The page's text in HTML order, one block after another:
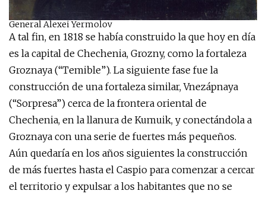
General Alexei Yermolov
A tal fin, en 1818 se había construido la que hoy en día
es la capital de Chechenia, Grozny, como la fortaleza
Groznaya (“Temible”). La siguiente fase fue la
construcción de una fortaleza similar, Vnezápnaya
(“Sorpresa”) cerca de la frontera oriental de
Chechenia, en la llanura de Kumuik, y conectándola a
Groznaya con una serie de fuertes más pequeños.
Aún quedaría en los años siguientes la construcción
de más fuertes hasta el Caspio para comenzar a cercar
el territorio y expulsar a los habitantes que no se